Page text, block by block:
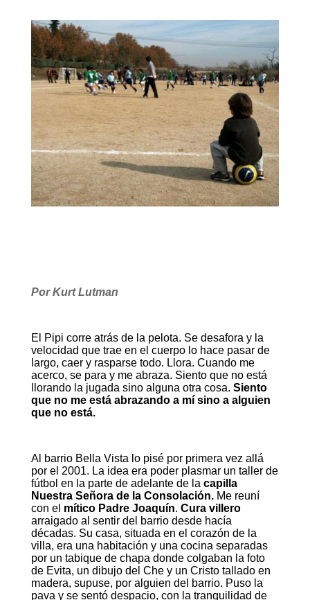
Por Kurt Lutman
El Pipi corre atrás de la pelota. Se desafora y la
velocidad que trae en el cuerpo lo hace pasar de
largo, caer y rasparse todo. Llora. Cuando me
acerco, se para y me abraza. Siento que no está
llorando la jugada sino alguna otra cosa. Siento
que no me está abrazando a mí sino a alguien
que no está.
Al barrio Bella Vista lo pisé por primera vez allá
por el 2001. La idea era poder plasmar un taller de
fútbol en la parte de adelante de la capilla
Nuestra Señora de la Consolación.Me reuní
con el mítico Padre Joaquín. Cura villero
arraigado al sentir del barrio desde hacía
décadas. Su casa, situada en el corazón de la
villa, era una habitación y una cocina separadas
por un tabique de chapa donde colgaban la foto
de Evita, un dibujo del Che y un Cristo tallado en
madera, supuse, por alguien del barrio. Puso la
pava y se sentó despacio, con la tranquilidad de